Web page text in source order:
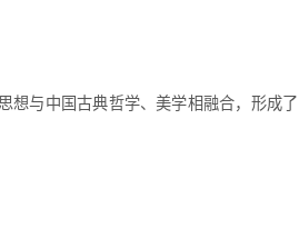
想与中国古典哲学、美学相融合，形成了